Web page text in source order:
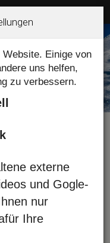
-
Einige von
uns helfen,
zu verbessern.
externe
und Gogle-
nur
Ihre